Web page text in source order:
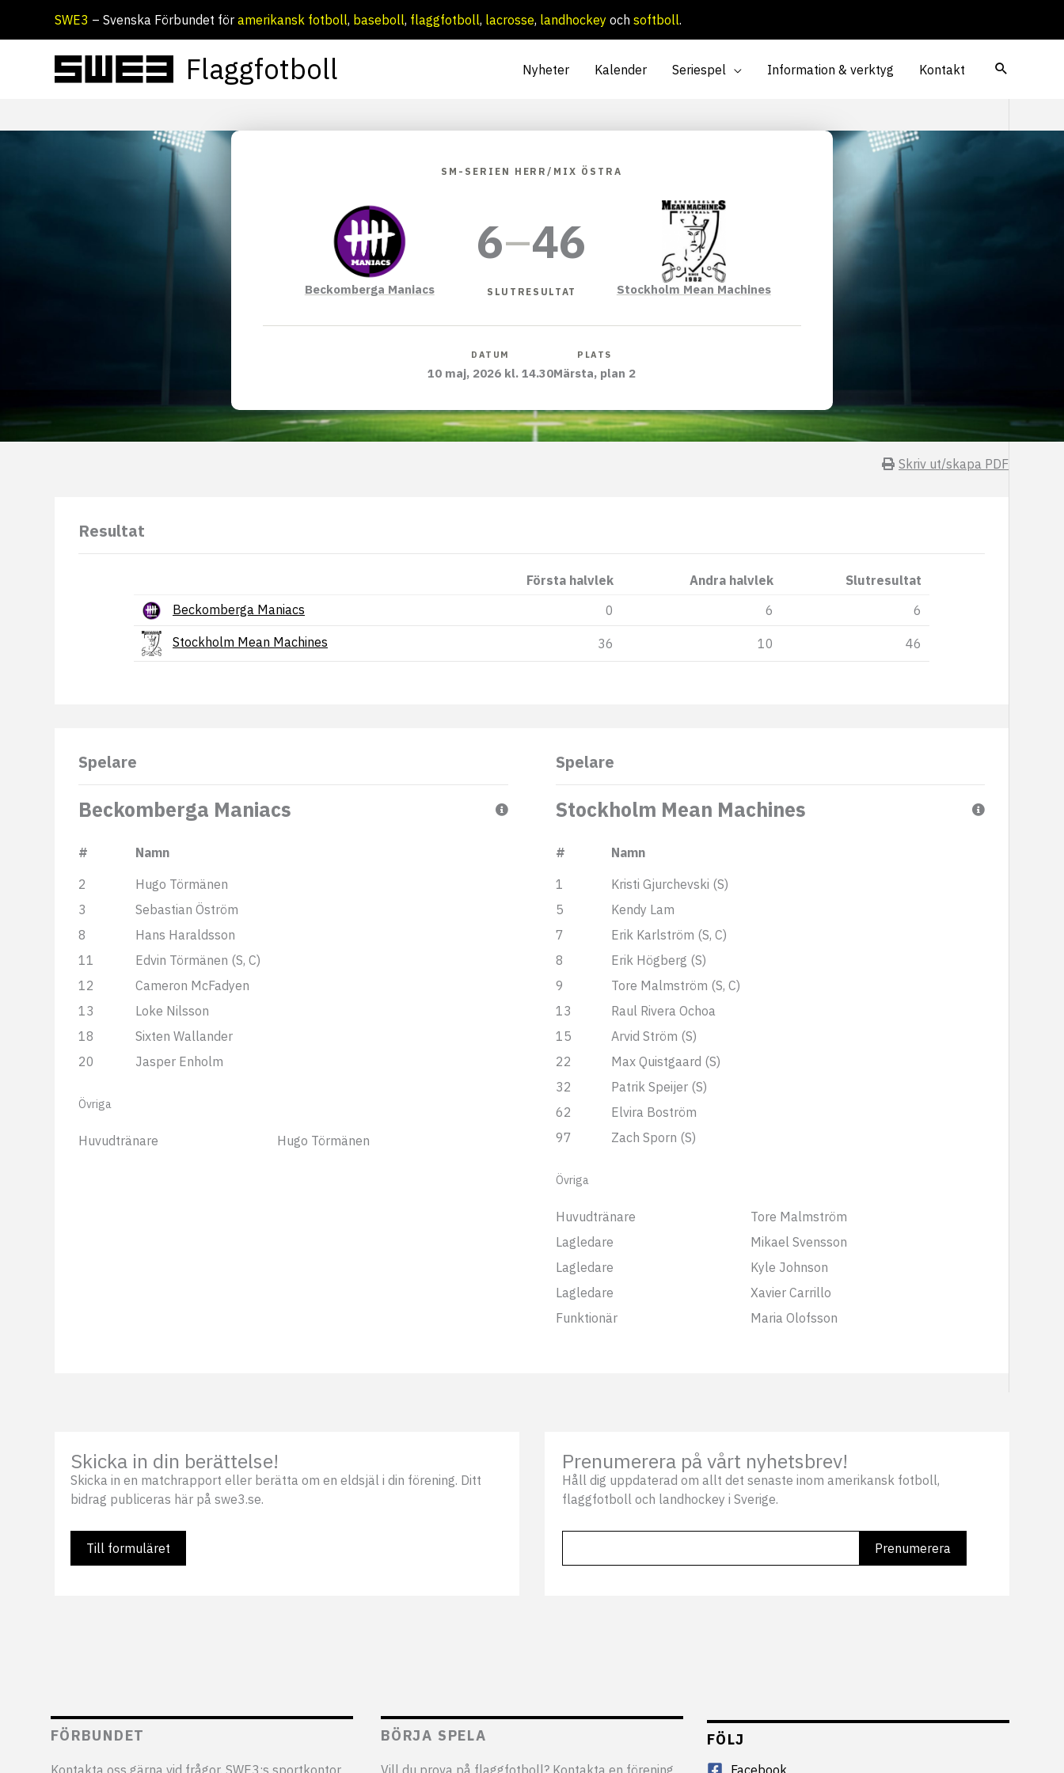
SWE3 – Svenska Förbundet för amerikansk fotboll, baseboll, flaggfotboll, lacrosse, landhockey och softboll.
Flaggfotboll Nyheter Kalender Seriespel Information & verktyg Kontakt
SM-SERIEN HERR/MIX ÖSTRA
Beckomberga Maniacs
6–46
SLUTRESULTAT Stockholm Mean Machines
DATUM
10 maj, 2026 kl. 14.30
PLATS
Märsta, plan 2
Skriv ut/skapa PDF
Resultat
Första halvlek Andra halvlek
Slutresultat
Beckomberga Maniacs
0 6 6
Stockholm Mean Machines 36 10 46
Spelare
Beckomberga Maniacs
#
Namn
2
Hugo Törmänen
3
Sebastian Öström
8
Hans Haraldsson
11
Edvin Törmänen (S, C)
12
Cameron McFadyen
13
Loke Nilsson
18
Sixten Wallander
20
Jasper Enholm
Övriga
Huvudtränare Hugo Törmänen
Spelare
Stockholm Mean Machines
#
Namn
1
Kristi Gjurchevski (S)
5
Kendy Lam
7
Erik Karlström (S, C)
8
Erik Högberg (S)
9
Tore Malmström (S, C)
13
Raul Rivera Ochoa
15
Arvid Ström (S)
22
Max Quistgaard (S)
32
Patrik Speijer (S)
62
Elvira Boström
97
Zach Sporn (S)
Övriga
Huvudtränare
Tore Malmström
Lagledare
Mikael Svensson
Lagledare
Kyle Johnson
Lagledare
Xavier Carrillo
Funktionär
Maria Olofsson
Skicka in din berättelse!
Skicka in en matchrapport eller berätta om en eldsjäl i din förening. Ditt
bidrag publiceras här på swe3.se.
Till formuläret
Prenumerera på vårt nyhetsbrev!
Håll dig uppdaterad om allt det senaste inom amerikansk fotboll,
flaggfotboll och landhockey i Sverige.
FÖRBUNDET
Kontakta oss gärna vid frågor. SWE3:s sportkontor
BÖRJA SPELA
Vill du prova på flaggfotboll? Kontakta en förening
FÖLJ
Facebook